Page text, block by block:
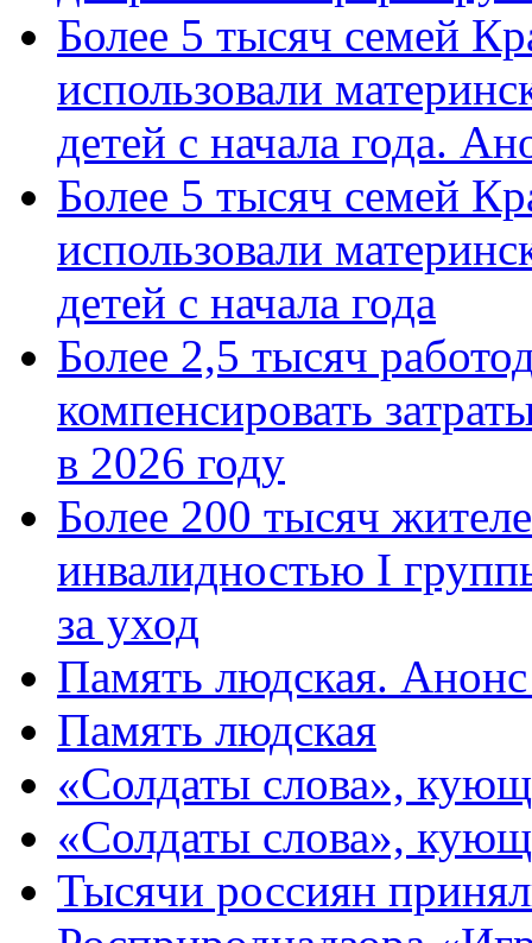
Более 5 тысяч семей
использовали
детей с начала года.
Более 5 тысяч семей
использовали
детей с начала года
Более 2,5 тысяч
компенсировать
в 2026 году
Более 200 тысяч
инвалидностью I
за уход
Память людская.
Память людская
«Солдаты слова»,
«Солдаты слова»,
Тысячи россиян